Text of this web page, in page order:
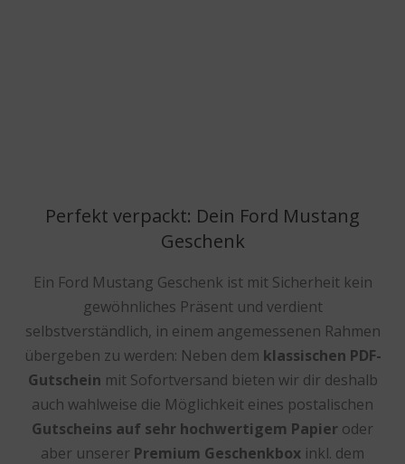
Perfekt verpackt: Dein Ford Mustang
Geschenk
Ein Ford Mustang Geschenk ist mit Sicherheit kein
gewöhnliches Präsent und verdient
selbstverständlich, in einem angemessenen Rahmen
übergeben zu werden: Neben dem klassischen PDF-
Gutschein mit Sofortversand bieten wir dir deshalb
auch wahlweise die Möglichkeit eines postalischen
Gutscheins auf sehr hochwertigem Papier oder
aber unserer Premium Geschenkbox inkl. dem